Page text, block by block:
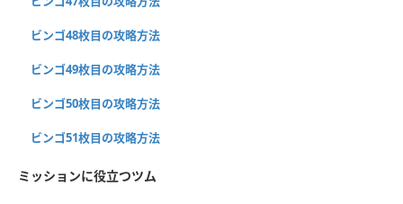
ビンゴ48枚目の攻略方法
ビンゴ49枚目の攻略方法
ビンゴ50枚目の攻略方法
ビンゴ51枚目の攻略方法
ミッションに役立つツム